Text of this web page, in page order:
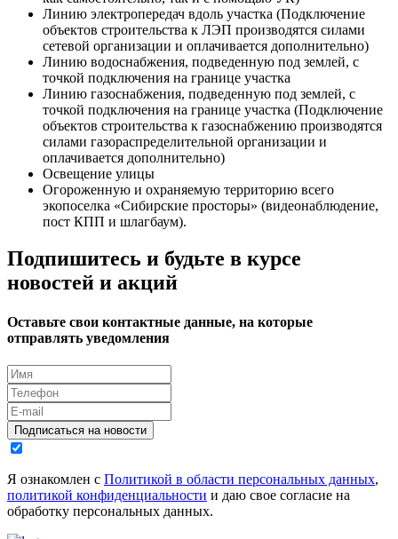
Линию электропередач вдоль участка (Подключение
объектов строительства к ЛЭП производятся силами
сетевой организации и оплачивается дополнительно)
Линию водоснабжения, подведенную под землей, с
точкой подключения на границе участка
Линию газоснабжения, подведенную под землей, с
точкой подключения на границе участка (Подключение
объектов строительства к газоснабжению производятся
силами газораспределительной организации и
оплачивается дополнительно)
Освещение улицы
Огороженную и охраняемую территорию всего
экопоселка «Сибирские просторы» (видеонаблюдение,
пост КПП и шлагбаум).
Подпишитесь и будьте в курсе
новостей и акций
Оставьте свои контактные данные, на которые
отправлять уведомления
Подписаться на новости
Я ознакомлен с Политикой в области персональных данных,
политикой конфиденциальности и даю свое согласие на
обработку персональных данных.